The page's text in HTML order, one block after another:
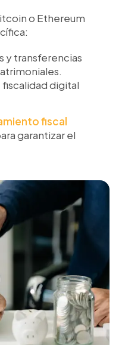
o Ethereum
y transferencias
digital
fiscal
garantizar el